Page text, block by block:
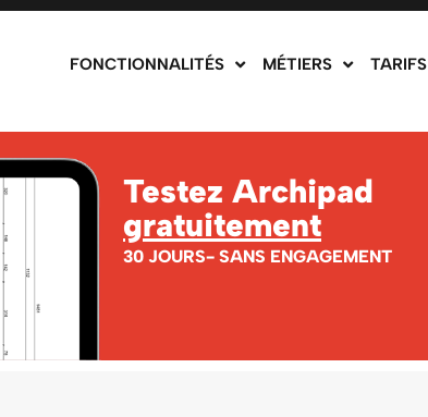
FONCTIONNALITÉS MÉTIERS TARIFS
Testez Archipad
gratuitement
30 JOURS- SANS ENGAGEMENT